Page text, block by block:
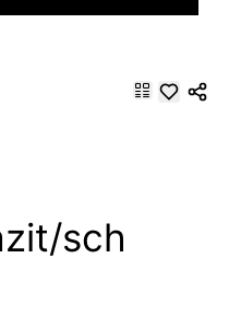
sch